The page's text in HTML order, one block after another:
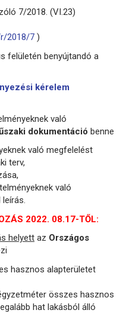
7/2018. (VI.23)
2018/7 )
felületén benyújtandó a
kérelem
való
dokumentáció benne
való megfelelést
terv,
való
2022. 08.17-TŐL:
helyett az Országos
hasznos alapterületet
összes hasznos
hat lakásból álló